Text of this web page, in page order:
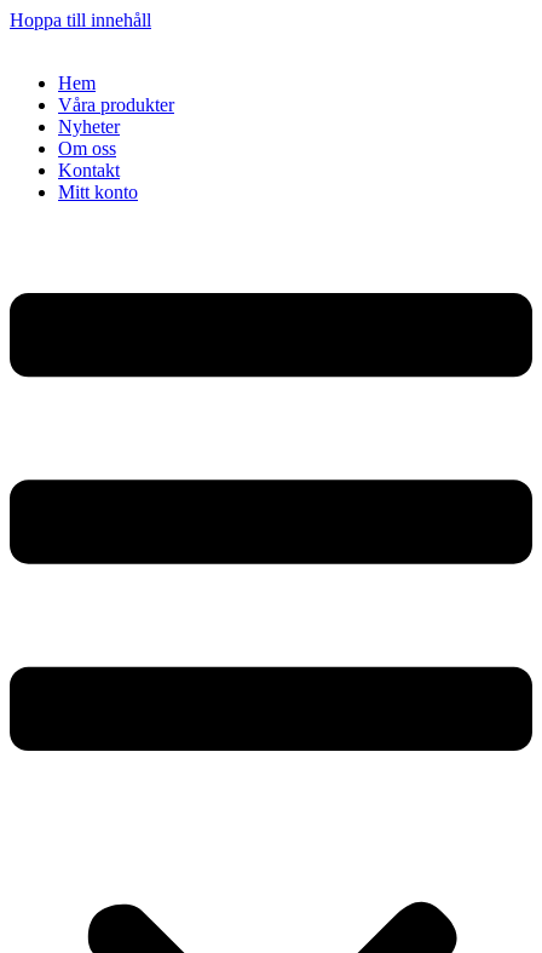
Hoppa till innehåll
Hem
Våra produkter
Nyheter
Om oss
Kontakt
Mitt konto